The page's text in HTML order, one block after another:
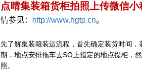
点晴集装箱货柜拍照上传微信小
情参见 ： http://www.hgtp.cn。
先了解集装箱装运流程，首先确定装货时间
期，地点安排拖车去SO上指定的地点提柜，
照。